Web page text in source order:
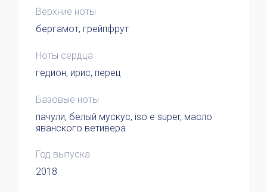
Верхние ноты
бергамот, грейпфрут
Ноты сердца
гедион, ирис, перец
Базовые ноты
пачули, белый мускус, iso e super, масло
яванского ветивера
Год выпуска
2018